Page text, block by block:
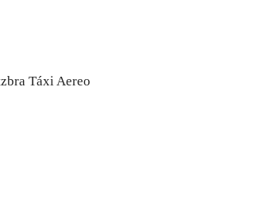
Táxi Aereo